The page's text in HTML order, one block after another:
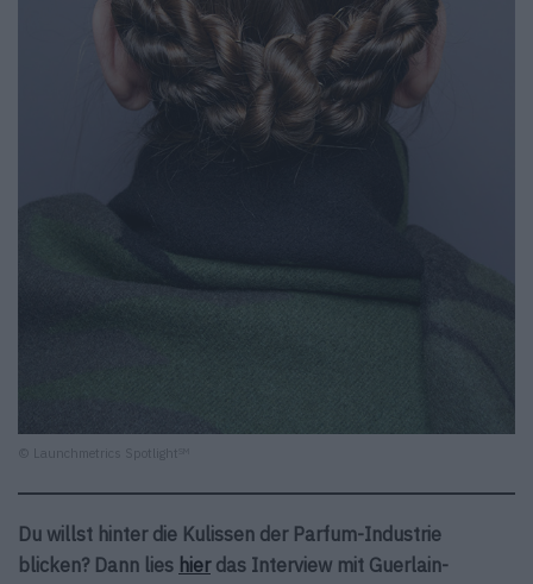
© Launchmetrics Spotlight
Du willst hinter die Kulissen der Parfum-Industrie
blicken? Dann lies hierdas Interview mit Guerlain-